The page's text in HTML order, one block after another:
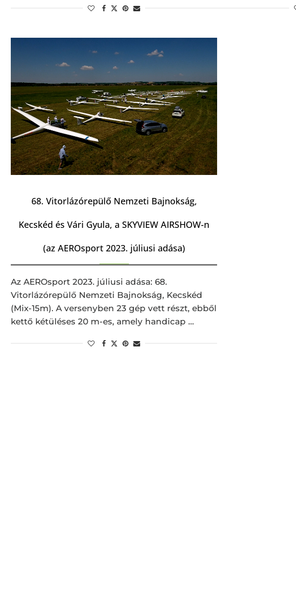
68. Vitorlázórepülő Nemzeti Bajnokság,
Kecskéd és Vári Gyula, a SKYVIEW AIRSHOW-n
(az AEROsport 2023. júliusi adása)
Az AEROsport 2023. júliusi adása: 68.
Vitorlázórepülő Nemzeti Bajnokság, Kecskéd
(Mix-15m). A versenyben 23 gép vett részt, ebből
kettő kétüléses 20 m-es, amely handicap …